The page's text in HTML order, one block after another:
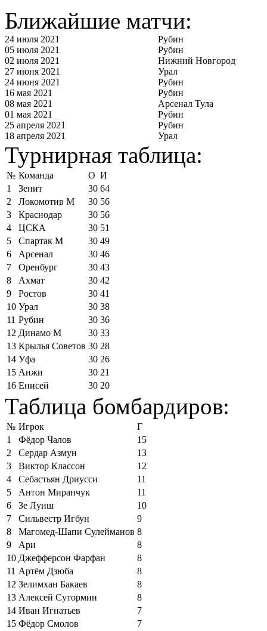
Ближайшие матчи:
24 июля 2021
Рубин
05 июля 2021
Рубин
02 июля 2021
Нижний Новгород
27 июня 2021
Урал
24 июня 2021
Рубин
16 мая 2021
Рубин
08 мая 2021
Арсенал Тула
01 мая 2021
Рубин
25 апреля 2021
Рубин
18 апреля 2021
Урал
Турнирная таблица:
№ Команда О И
1
Зенит 30 64
2
Локомотив М 30 56
3
Краснодар 30 56
4
ЦСКА 30 51
5
Спартак М 30 49
6
Арсенал 30 46
7
Оренбург 30 43
8
Ахмат 30 42
9
Ростов 30 41
10 Урал 30 38
11 Рубин 30 36
12 Динамо М 30 33
13 Крылья Советов 30 28
14 Уфа 30 26
15 Анжи 30 21
16 Енисей 30 20
Таблица бомбардиров:
№ Игрок
Г
1
Фёдор Чалов
15
2
Сердар Азмун
13
3
Виктор Классон
12
4
Себастьян Дриусси
11
5
Антон Миранчук
11
6
Зе Луиш
10
7
Сильвестр Игбун
9
8
Магомед-Шапи Сулейманов 8
9
Ари
8
10 Джефферсон Фарфан
8
11 Артём Дзюба
8
12 Зелимхан Бакаев
8
13 Алексей Сутормин
8
14 Иван Игнатьев
7
15 Фёдор Смолов 7